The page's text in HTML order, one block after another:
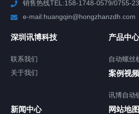
联系我们
关于我们
销售热线TEL:158-1748-0579/0755-
e-mail:huangqin@hongzhanzdh.com
深圳讯博科技
联系我们
关于我们
产品中心
自动螺丝
案例视频
讯博自动
新闻中心 网站地图